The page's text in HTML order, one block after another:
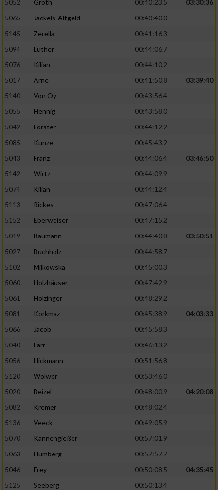
5052 Groth 00:40:23.5
03:30:36
5065
Jäckels-Altgeld
00:40:40.0
5145
Zerella
00:41:16.3
5094
Luther
00:44:06.7
5076
Kilian
00:44:10.2
5017
Arne 00:41:50.8
03:39:40
5140
Von Oy
00:43:56.4
5055
Hennig
00:43:58.0
5042
Förster
00:44:12.2
5085
Kunze
00:45:43.2
5043
Franz 00:44:06.4
03:46:50
5142
Wirtz
00:44:09.9
5074
Kilian
00:44:12.4
5113
Rickes
00:47:06.4
5152
Eberweiser
00:47:15.2
5019
Baumann 00:44:40.8
03:50:51
5027
Buchholz
00:44:58.7
5102
Milkowska
00:45:00.3
5060
Holzhäuser
00:47:42.9
5061
Holzinger
00:48:29.2
5081
Korkmaz 00:45:38.9
04:03:33
5066
Jacob
00:45:58.3
5040
Farr
00:46:13.2
5056
Hickmann
00:51:56.8
5120
Wölwer
00:53:46.0
5020
Beizel 00:48:00.9
04:20:08
5082
Kremer
00:48:02.4
5136
Veeck
00:49:05.9
5070
Kannengießer
00:57:01.9
5063
Humberg
00:57:57.7
5046
Frey 00:50:08.5
04:35:45
5125
Seeberg
00:50:13.4